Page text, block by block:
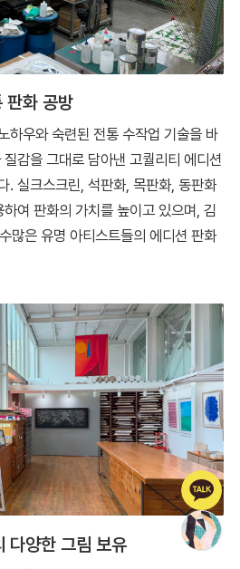
판화 공방
하우와 숙련된 전통 수작업 기술을 바
감을 그대로 담아낸 고퀄리티 에디션
. 실크스크린, 석판화, 목판화, 동판화
여 판화의 가치를 높이고 있으며, 김
많은 유명 아티스트들의 에디션 판화
다양한 그림 보유